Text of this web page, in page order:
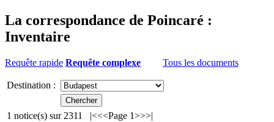
La correspondance de Poincaré :
Inventaire
Requête rapide Requête complexe Tous les documents
Destination :
1 notice(s) sur 2311 |<<<Page 1>>>|